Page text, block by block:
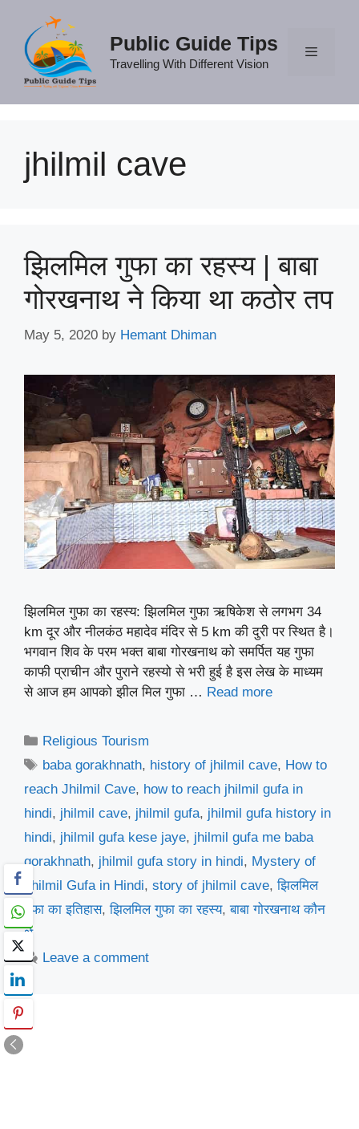
content
Public Guide Tips
Travelling With Different Vision
jhilmil cave
झिलमिल गुफा का रहस्य | बाबा
गोरखनाथ ने किया था कठोर तप
May 5, 2020 by Hemant Dhiman
झिलमिल गुफा का रहस्य: झिलमिल गुफा ऋषिकेश से लगभग 34
km दूर और नीलकंठ महादेव मंदिर से 5 km की दुरी पर स्थित है।
भगवान शिव के परम भक्त बाबा गोरखनाथ को समर्पित यह गुफा
काफी प्राचीन और पुराने रहस्यो से भरी हुई है इस लेख के माध्यम
से आज हम आपको झील मिल गुफा … Read more
Categories
Religious Tourism
Tags
baba gorakhnath, history of jhilmil cave, How to
reach Jhilmil Cave, how to reach jhilmil gufa in
hindi, jhilmil cave, jhilmil gufa, jhilmil gufa history in
hindi, jhilmil gufa kese jaye, jhilmil gufa me baba
gorakhnath, jhilmil gufa story in hindi, Mystery of
Jhilmil Gufa in Hindi, story of jhilmil cave,झिलमिल
गुफा का इतिहास,झिलमिल गुफा का रहस्य,बाबा गोरखनाथ कौन
थे
Leave a comment